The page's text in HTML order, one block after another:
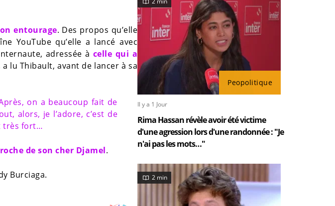
entourage. Des propos qu’elle
YouTube qu’elle a lancé avec
adressée à celle qui a
a lu Thibault, avant de lancer à sa
on a beaucoup fait de
alors, je l’adore, c’est de
très fort…
de son cher Djamel.
Burciaga.
Peopolitique
Il y a 1 Jour
Rima Hassan révèle avoir été victime
d'une agression lors d'une randonnée : "Je
n'ai pas les mots…"
2 min